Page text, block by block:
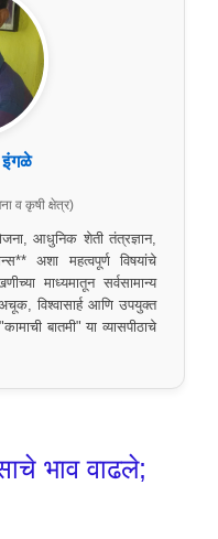
व कृषी क्षेत्र)
आधुनिक शेती तंत्रज्ञान,
अशा महत्वपूर्ण विषयांचे
माध्यमातून सर्वसामान्य
विश्वासार्ह आणि उपयुक्त
बातमी" या व्यासपीठाचे
भाव वाढले;